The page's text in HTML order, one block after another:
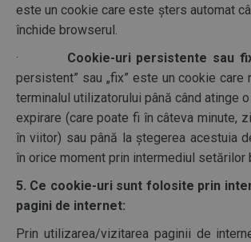
este un cookie care este șters automat
închide browserul.
· Cookie-uri persistente sau
persistent” sau „fix” este un cookie care
terminalul utilizatorului până când atinge
expirare (care poate fi în câteva minute,
în viitor) sau până la ștegerea acestuia
în orice moment prin intermediul setărilor
5. Ce cookie-uri sunt folosite prin
pagini de internet:
Prin utilizarea/vizitarea paginii de